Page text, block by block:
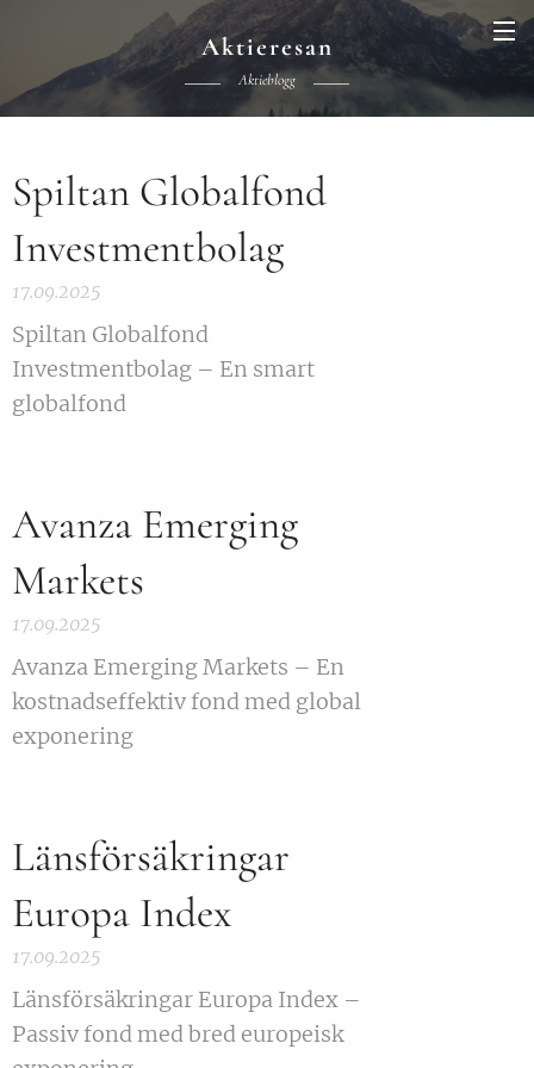
Aktieresan
Aktieblogg
Spiltan Globalfond
Investmentbolag
17.09.2025
Spiltan Globalfond
Investmentbolag – En smart
globalfond
Avanza Emerging
Markets
17.09.2025
Avanza Emerging Markets – En
kostnadseffektiv fond med global
exponering
Länsförsäkringar
Europa Index
17.09.2025
Länsförsäkringar Europa Index –
Passiv fond med bred europeisk